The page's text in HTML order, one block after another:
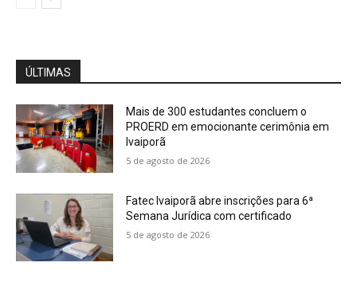
ÚLTIMAS
Mais de 300 estudantes concluem o
PROERD em emocionante cerimônia em
Ivaiporã
5 de agosto de 2026
Fatec Ivaiporã abre inscrições para 6ª
Semana Jurídica com certificado
5 de agosto de 2026